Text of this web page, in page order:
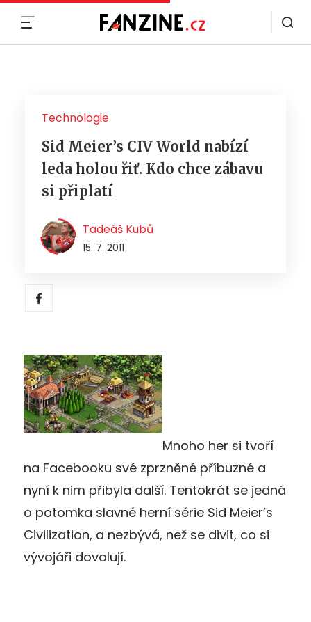
Technologie
Sid Meier’s CIV World nabízí
leda holou řiť. Kdo chce zábavu
si připlatí
Tadeáš Kubů
15. 7. 2011
Mnoho her si tvoří
na Facebooku své zprzněné příbuzné a
nyní k nim přibyla další. Tentokrát se jedná
o potomka slavné herní série Sid Meier’s
Civilization, a nezbývá, než se divit, co si
vývojáři dovolují.